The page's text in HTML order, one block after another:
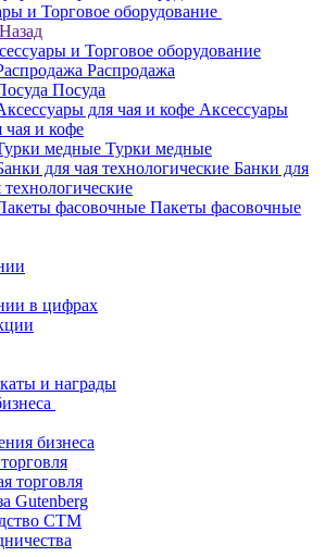
и Торговое оборудование
Назад
и Торговое оборудование
Распродажа
Посуда
Аксессуары
чая и кофе
Турки медные
Банки для
технологические
Пакеты фасовочные
в цифрах
и награды
бизнеса
торговля
Gutenberg
СТМ